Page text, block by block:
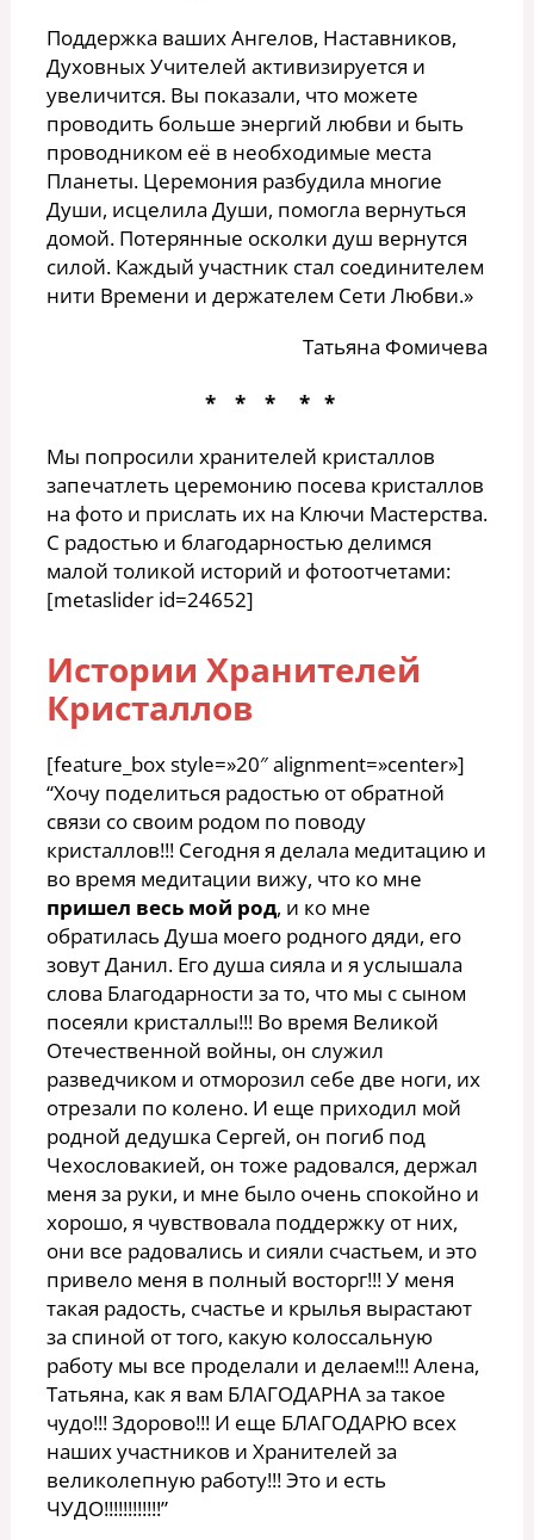
Поддержка ваших Ангелов, Наставников,
Духовных Учителей активизируется и
увеличится. Вы показали, что можете
проводить больше энергий любви и быть
проводником её в необходимые места
Планеты. Церемония разбудила многие
Души, исцелила Души, помогла вернуться
домой. Потерянные осколки душ вернутся
силой. Каждый участник стал соединителем
нити Времени и держателем Сети Любви.»
Татьяна Фомичева
* * * * *
Мы попросили хранителей кристаллов
запечатлеть церемонию посева кристаллов
на фото и прислать их на Ключи Мастерства.
С радостью и благодарностью делимся
малой толикой историй и фотоотчетами:
[metaslider id=24652]
Истории Хранителей
Кристаллов
[feature_box style=»20″ alignment=»center»]
“Хочу поделиться радостью от обратной
связи со своим родом по поводу
кристаллов!!! Сегодня я делала медитацию и
во время медитации вижу, что ко мне
пришел весь мой род, и ко мне
обратилась Душа моего родного дяди, его
зовут Данил. Его душа сияла и я услышала
слова Благодарности за то, что мы с сыном
посеяли кристаллы!!! Во время Великой
Отечественной войны, он служил
разведчиком и отморозил себе две ноги, их
отрезали по колено. И еще приходил мой
родной дедушка Сергей, он погиб под
Чехословакией, он тоже радовался, держал
меня за руки, и мне было очень спокойно и
хорошо, я чувствовала поддержку от них,
они все радовались и сияли счастьем, и это
привело меня в полный восторг!!! У меня
такая радость, счастье и крылья вырастают
за спиной от того, какую колоссальную
работу мы все проделали и делаем!!! Алена,
Татьяна, как я вам БЛАГОДАРНА за такое
чудо!!! Здорово!!! И еще БЛАГОДАРЮ всех
наших участников и Хранителей за
великолепную работу!!! Это и есть
ЧУДО!!!!!!!!!!!!”